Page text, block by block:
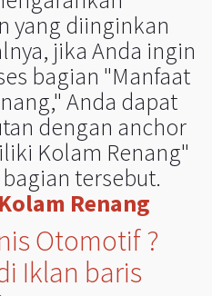
yang diinginkan
jika Anda ingin
bagian "Manfaat
Anda dapat
dengan anchor
Kolam Renang"
tersebut.
Renang
Otomotif ?
Iklan baris